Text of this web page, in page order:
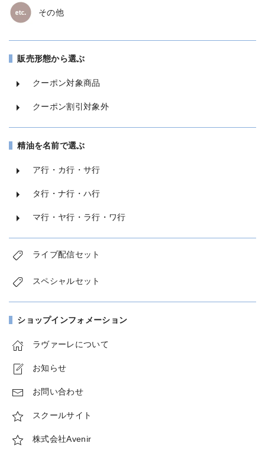
その他
販売形態から選ぶ
クーポン対象商品
クーポン割引対象外
精油を名前で選ぶ
ア行・カ行・サ行
タ行・ナ行・ハ行
マ行・ヤ行・ラ行・ワ行
ライブ配信セット
スペシャルセット
ショップインフォメーション
ラヴァーレについて
お知らせ
お問い合わせ
スクールサイト
株式会社Avenir